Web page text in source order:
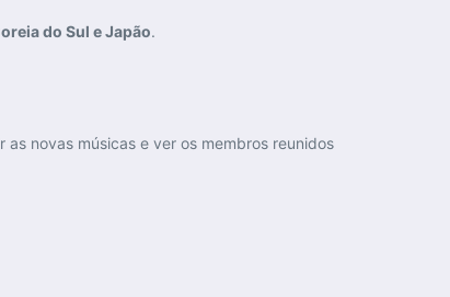
do Sul e Japão.
novas músicas e ver os membros reunidos